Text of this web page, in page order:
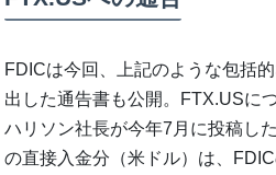
FDICは今回、上記のような包括
出した通告書も公開。FTX.USに
ハリソン社長が今年7月に投稿し
の直接入金分（米ドル）は、